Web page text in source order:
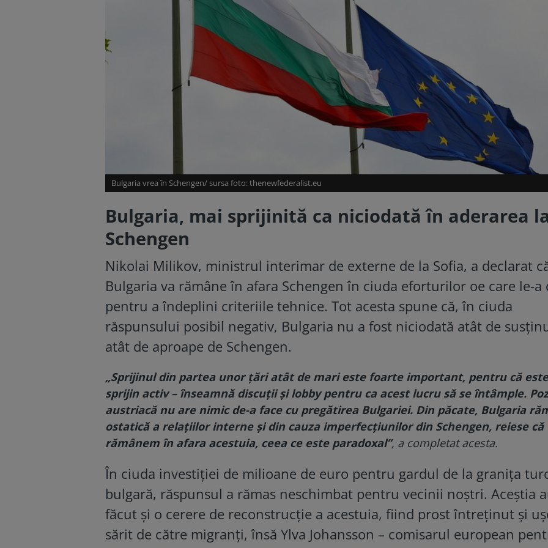
Bulgaria vrea în Schengen/ sursa foto: thenewfederalist.eu
Bulgaria, mai sprijinită ca niciodată în aderarea
Schengen
Nikolai Milikov, ministrul interimar de externe de la Sofia, a declarat
Bulgaria va rămâne în afara Schengen în ciuda eforturilor oe care le-a
pentru a îndeplini criteriile tehnice. Tot acesta spune că, în ciuda
răspunsului posibil negativ, Bulgaria nu a fost niciodată atât de
atât de aproape de Schengen.
„Sprijinul din partea unor țări atât de mari este foarte important, pentru că
sprijin activ – înseamnă discuții și lobby pentru ca acest lucru să se întâmple.
austriacă nu are nimic de-a face cu pregătirea Bulgariei. Din păcate, Bulgaria
ostatică a relațiilor interne și din cauza imperfecțiunilor din Schengen, reiese că
rămânem în afara acestuia, ceea ce este paradoxal”, a completat acesta.
În ciuda investiției de milioane de euro pentru gardul de la granița
bulgară, răspunsul a rămas neschimbat pentru vecinii noștri. Aceștia
făcut și o cerere de reconstrucție a acestuia, fiind prost întreținut și
sărit de către migranți, însă Ylva Johansson – comisarul european